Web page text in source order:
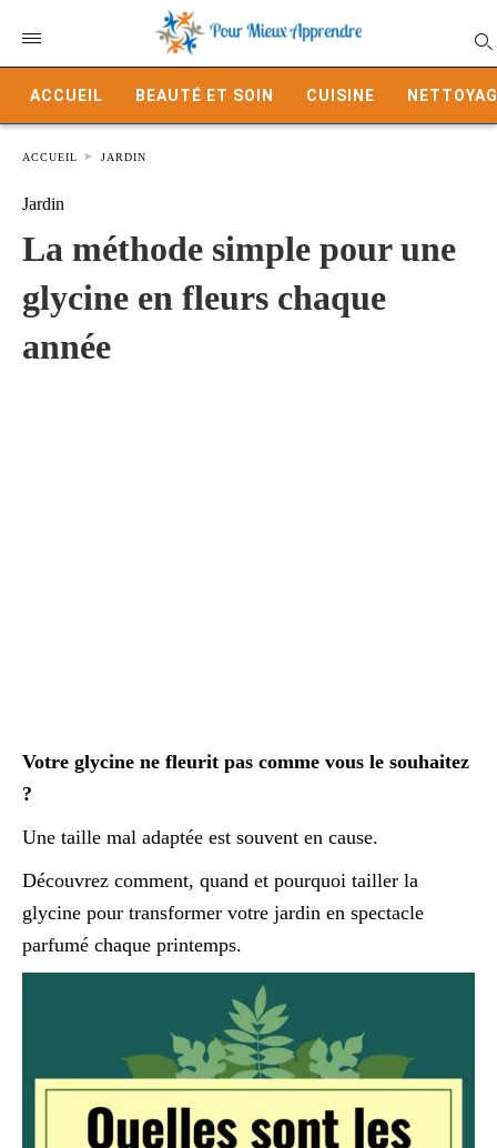
ACCUEIL BEAUTÉ ET SOIN CUISINE
ACCUEIL JARDIN
Jardin
La méthode simple pour une
glycine en fleurs chaque
année
Votre glycine ne fleurit pas comme vous le souhaitez
?
Une taille mal adaptée est souvent en cause.
Découvrez comment, quand et pourquoi tailler la
glycine pour transformer votre jardin en spectacle
parfumé chaque printemps.